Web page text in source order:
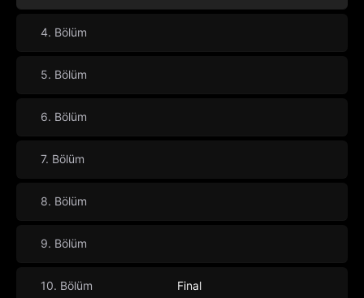
4. Bölüm
5. Bölüm
6. Bölüm
7. Bölüm
8. Bölüm
9. Bölüm
10. Bölüm Final